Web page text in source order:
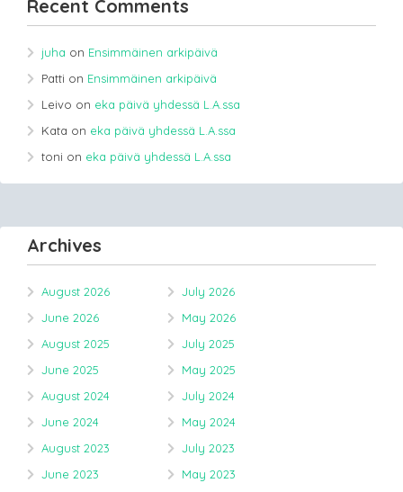
Recent Comments
juha on Ensimmäinen arkipäivä
Patti on Ensimmäinen arkipäivä
Leivo on eka päivä yhdessä L.A.ssa
Kata on eka päivä yhdessä L.A.ssa
toni on eka päivä yhdessä L.A.ssa
Archives
August 2026
July 2026
June 2026
May 2026
August 2025
July 2025
June 2025
May 2025
August 2024
July 2024
June 2024
May 2024
August 2023
July 2023
June 2023
May 2023